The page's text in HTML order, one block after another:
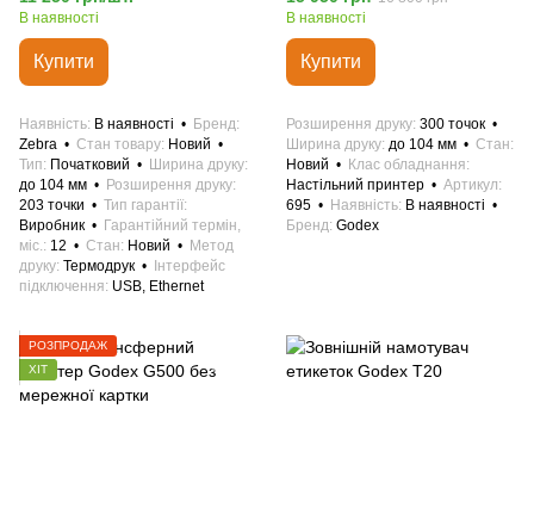
В наявності
Купити
Наявність В наявності
Бренд
Zebra
Стан товару Новий
Тип Початковий
Ширина друку
до 104 мм
Розширення друку
203 точки
Тип гарантії
Виробник
Гарантійний термін,
міс. 12 Стан Новий
Метод
друку Термодрук
Інтерфейс
підключення USB, Ethernet
В наявності
Купити
Розширення друку 300 точок
Ширина друку до 104 мм
Стан
Новий
Клас обладнання
Настільний принтер
Артикул
695
Наявність В наявності
Бренд Godex
РОЗПРОДАЖ
ХІТ